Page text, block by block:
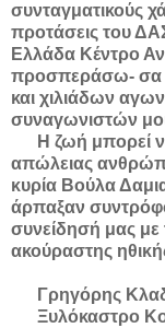
συνταγματικούς
προτάσεις του
Ελλάδα Κέντρο
προσπεράσω- σα
και χιλιάδων
συναγωνιστών
Η ζωή μπορεί
απώλειας
κυρία Βούλα
άρπαξαν
συνείδησή μας με
ακούραστης
Γρηγόρης
Ξυλόκαστρο